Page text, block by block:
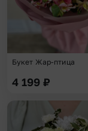
Букет Жар-птица
4 199 ₽